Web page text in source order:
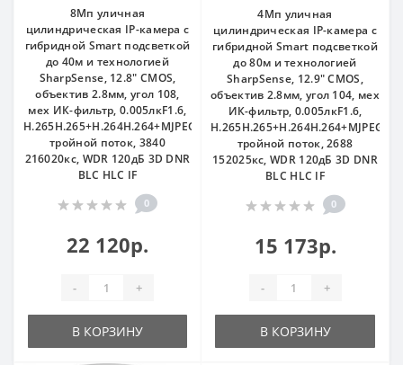
8Мп уличная
цилиндрическая IP-камера с
гибридной Smart подсветкой
до 40м и технологией
SharpSense, 12.8" CMOS,
объектив 2.8мм, угол 108,
мех ИК-фильтр, 0.005лкF1.6,
H.265H.265+H.264H.264+MJPEG,
тройной поток, 3840
216020кс, WDR 120дБ 3D DNR
BLC HLC IF
0
22 120р.
- +
В КОРЗИНУ
4Мп уличная
цилиндрическая IP-камера с
гибридной Smart подсветкой
до 80м и технологией
SharpSense, 12.9" CMOS,
объектив 2.8мм, угол 104, мех
ИК-фильтр, 0.005лкF1.6,
H.265H.265+H.264H.264+MJPEG,
тройной поток, 2688
152025кс, WDR 120дБ 3D DNR
BLC HLC IF
0
15 173р.
- +
В КОРЗИНУ